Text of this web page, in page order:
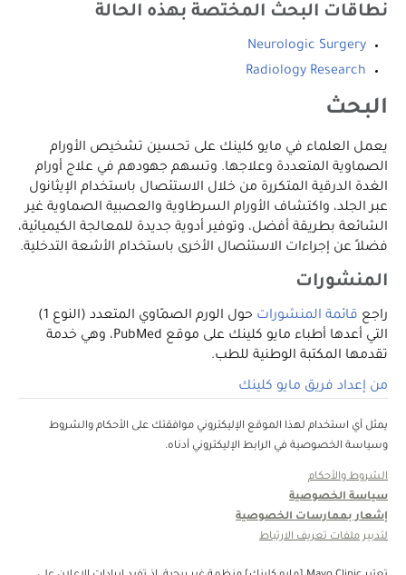
نطاقات البحث المختصة بهذه الحالة
Neurologic Surgery
Radiology Research
البحث
يعمل العلماء في مايو كلينك على تحسين تشخيص الأورام
الصماوية المتعددة وعلاجها. وتسهم جهودهم في علاج أورام
الغدة الدرقية المتكررة من خلال الاستئصال باستخدام الإيثانول
عبر الجلد، واكتشاف الأورام السرطاوية والعصبية الصماوية غير
الشائعة بطريقة أفضل، وتوفير أدوية جديدة للمعالجة الكيميائية،
فضلاً عن إجراءات الاستئصال الأخرى باستخدام الأشعة التدخلية.
المنشورات
راجع قائمة المنشورات
حول الورم الصمّاوي المتعدد (النوع 1)
التي أعدها أطباء مايو كلينك على موقع PubMed، وهي خدمة
تقدمها المكتبة الوطنية للطب.
من إعداد فريق مايو كلينك
يمثل أي استخدام لهذا الموقع الإليكتروني موافقتك على الأحكام والشروط
وسياسة الخصوصية في الرابط الإليكتروني أدناه.
الشروط والأحكام
سياسة الخصوصية
إشعار بممارسات الخصوصية
لتدبير ملفات تعريف الارتباط